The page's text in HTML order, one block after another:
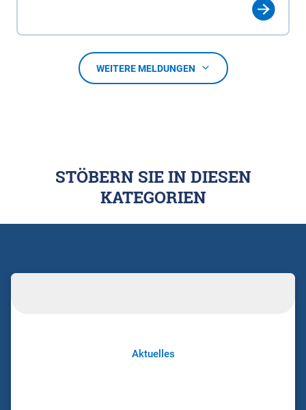
WEITERE MELDUNGEN
STÖBERN SIE IN DIESEN
KATEGORIEN
Aktuelles